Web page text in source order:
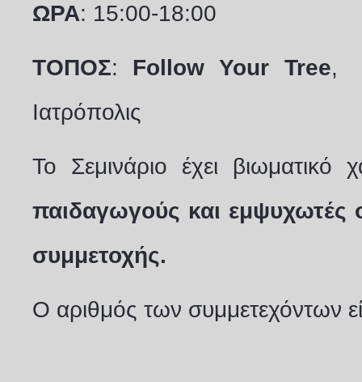
ΩΡΑ: 15:00-18:00
ΤΟΠΟΣ: Follow Your Tree,
Ιατρόπολις
Το Σεμινάριο έχει βιωματικό
παιδαγωγούς και εμψυχωτές
συμμετοχής.
Ο αριθμός των συμμετεχόντων